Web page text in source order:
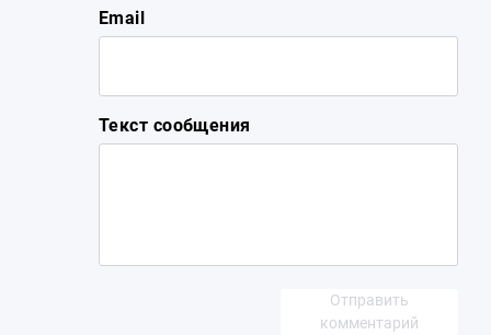
Email
Текст сообщения
Отправить
комментарий